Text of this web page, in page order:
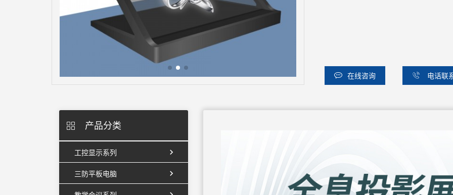
在线咨询 电话联
产品分类
工控显示系列
三防平板电脑